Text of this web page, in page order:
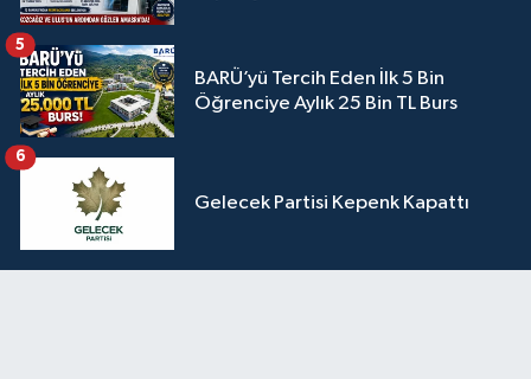
BARÜ’yü Tercih Eden İlk 5 Bin
Öğrenciye Aylık 25 Bin TL Burs
5
Gelecek Partisi Kepenk Kapattı
6